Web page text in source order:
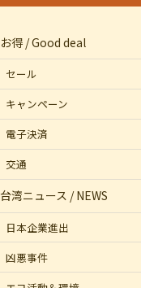
お得 / Good deal
セール
キャンペーン
電子決済
交通
台湾ニュース / NEWS
日本企業進出
凶悪事件